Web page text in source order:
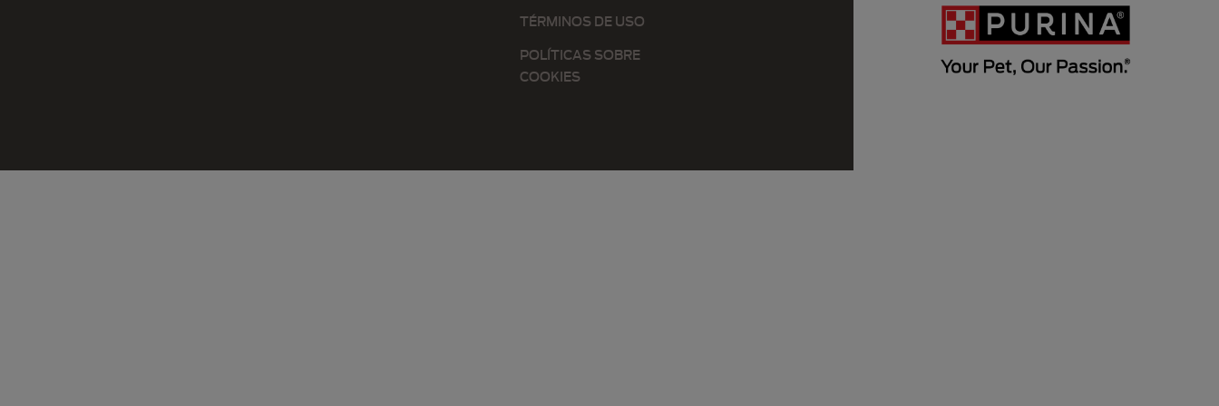
TÉRMINOS DE USO
POLÍTICAS SOBRE
COOKIES